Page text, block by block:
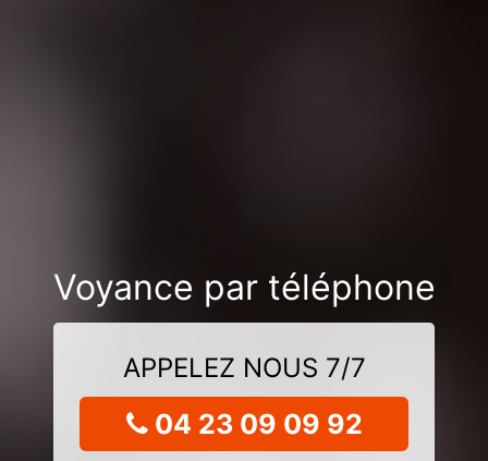
Voyance par téléphone
APPELEZ NOUS 7/7
04 23 09 09 92